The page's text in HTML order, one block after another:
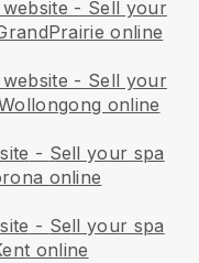
- Sell your
online
- Sell your
online
- Sell your spa
online
- Sell your spa
online